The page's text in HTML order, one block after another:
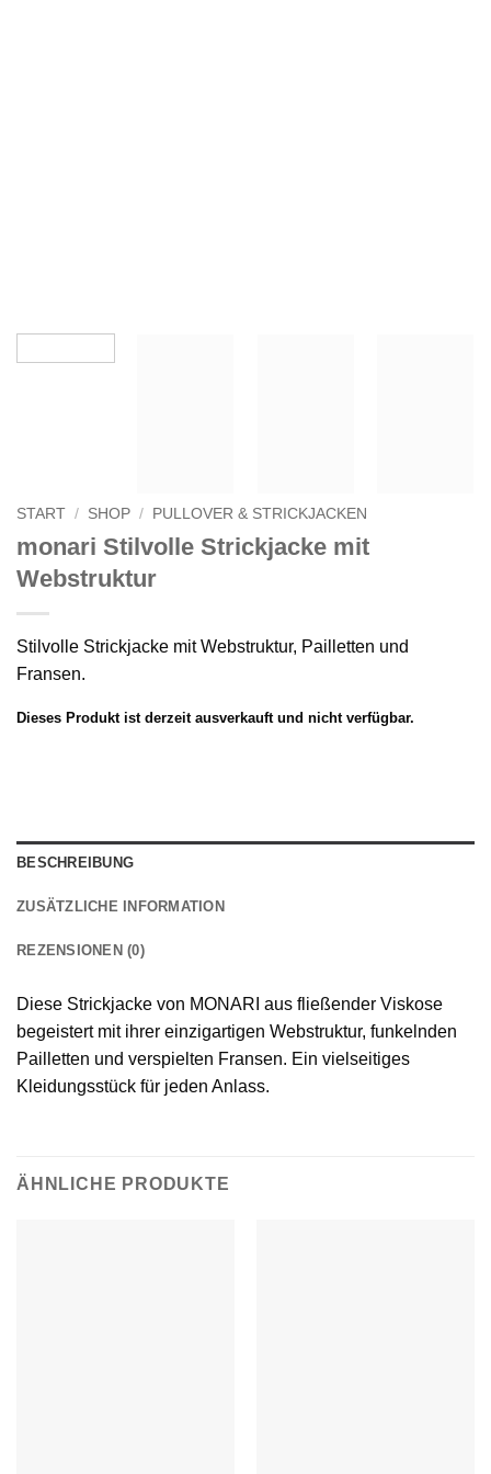
START / SHOP / PULLOVER & STRICKJACKEN
monari Stilvolle Strickjacke mit
Webstruktur
Stilvolle Strickjacke mit Webstruktur, Pailletten und
Fransen.
Dieses Produkt ist derzeit ausverkauft und nicht verfügbar.
BESCHREIBUNG
ZUSÄTZLICHE INFORMATION
REZENSIONEN (0)
Diese Strickjacke von MONARI aus fließender Viskose
begeistert mit ihrer einzigartigen Webstruktur, funkelnden
Pailletten und verspielten Fransen. Ein vielseitiges
Kleidungsstück für jeden Anlass.
ÄHNLICHE PRODUKTE